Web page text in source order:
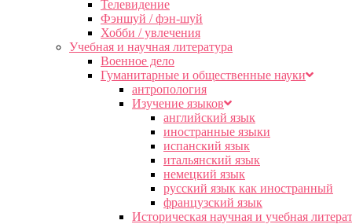
Телевидение
Фэншуй / фэн-шуй
Хобби / увлечения
Учебная и научная литература
Военное дело
Гуманитарные и общественные науки
антропология
Изучение языков
английский язык
иностранные языки
испанский язык
итальянский язык
немецкий язык
русский язык как иностранный
французский язык
Историческая научная и учебная